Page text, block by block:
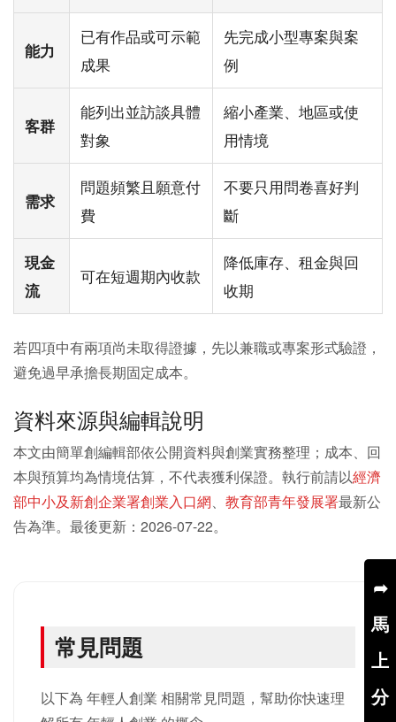
能力
已有作品或可示範
成果
先完成小型專案與案
例
客群
能列出並訪談具體
對象
縮小產業、地區或使
用情境
需求
問題頻繁且願意付
費
不要只用問卷喜好判
斷
現金
流
可在短週期內收款
降低庫存、租金與回
收期
若四項中有兩項尚未取得證據，先以兼職或專案形式驗證，
避免過早承擔長期固定成本。
資料來源與編輯說明
本文由簡單創編輯部依公開資料與創業實務整理；成本、回
本與預算均為情境估算，不代表獲利保證。執行前請以經濟
部中小及新創企業署創業入口網、 教育部青年發展署最新公
告為準。最後更新：2026-07-22。
常見問題
以下為 年輕人創業 相關常見問題，幫助你快速理
➦
馬
上
分